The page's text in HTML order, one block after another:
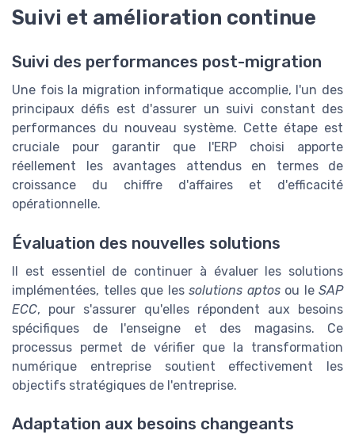
Suivi et amélioration continue
Suivi des performances post-migration
Une fois la migration informatique accomplie, l'un des
principaux défis est d'assurer un suivi constant des
performances du nouveau système. Cette étape est
cruciale pour garantir que l'ERP choisi apporte
réellement les avantages attendus en termes de
croissance du chiffre d'affaires et d'efficacité
opérationnelle.
Évaluation des nouvelles solutions
Il est essentiel de continuer à évaluer les solutions
implémentées, telles que les solutions aptosou le SAP
ECC, pour s'assurer qu'elles répondent aux besoins
spécifiques de l'enseigne et des magasins. Ce
processus permet de vérifier que la transformation
numérique entreprise soutient effectivement les
objectifs stratégiques de l'entreprise.
Adaptation aux besoins changeants